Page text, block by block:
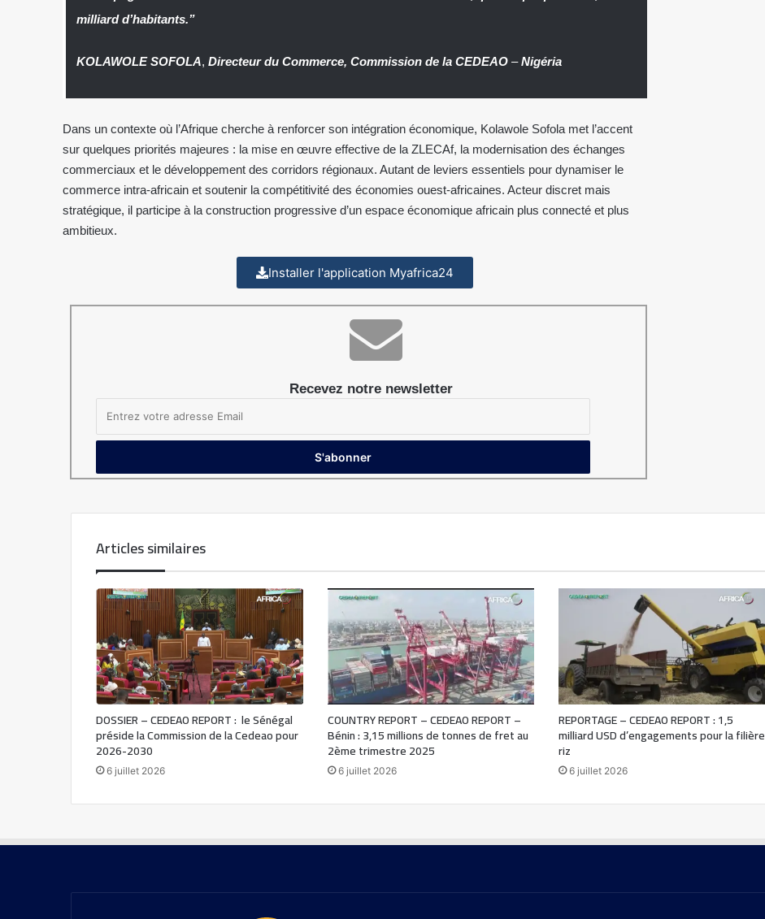
milliard d’habitants.”
KOLAWOLE SOFOLA,Directeur du Commerce, Commission de la CEDEAO –Nigéria
Dans un contexte où l’Afrique cherche à renforcer son intégration économique, Kolawole Sofola met l’accent
sur quelques priorités majeures : la mise en œuvre effective de la ZLECAf, la modernisation des échanges
commerciaux et le développement des corridors régionaux. Autant de leviers essentiels pour dynamiser le
commerce intra-africain et soutenir la compétitivité des économies ouest-africaines. Acteur discret mais
stratégique, il participe à la construction progressive d’un espace économique africain plus connecté et plus
ambitieux.
Installer l'application Myafrica24
Recevez notre newsletter
Articles similaires
DOSSIER – CEDEAO REPORT : le Sénégal
préside la Commission de la Cedeao pour
2026-2030
6 juillet 2026
COUNTRY REPORT – CEDEAO REPORT –
Bénin : 3,15 millions de tonnes de fret au
2ème trimestre 2025
6 juillet 2026
REPORTAGE – CEDEAO REPORT : 1,5
milliard USD d’engagements pour la filière
riz
6 juillet 2026